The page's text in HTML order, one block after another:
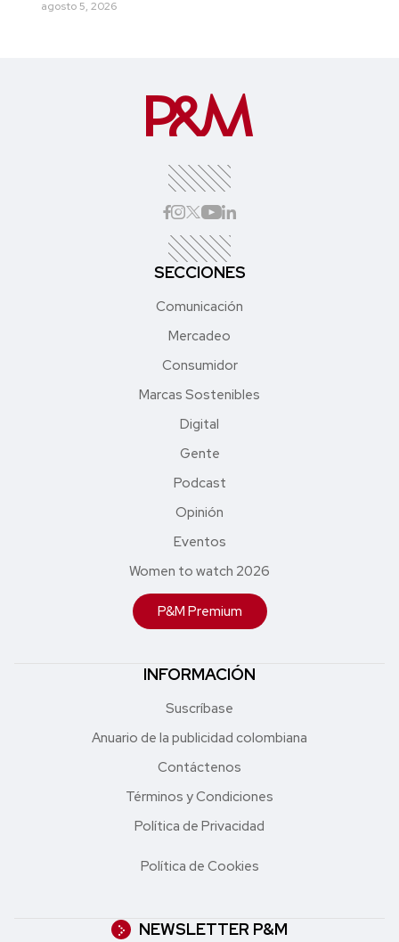
agosto 5, 2026
SECCIONES
Comunicación
Mercadeo
Consumidor
Marcas Sostenibles
Digital
Gente
Podcast
Opinión
Eventos
Women to watch 2026
P&M Premium
INFORMACIÓN
Suscríbase
Anuario de la publicidad colombiana
Contáctenos
Términos y Condiciones
Política de Privacidad
Política de Cookies
NEWSLETTER P&M